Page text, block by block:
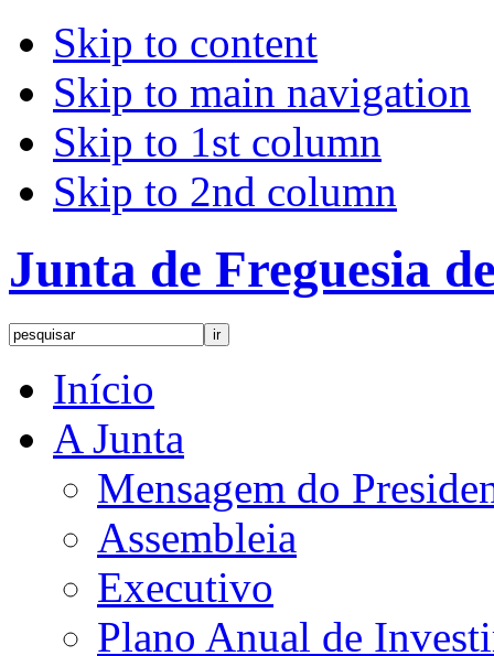
Skip to content
Skip to main navigation
Skip to 1st column
Skip to 2nd column
Junta de Freguesia
Início
A Junta
Mensagem do
Assembleia
Executivo
Plano Anual de